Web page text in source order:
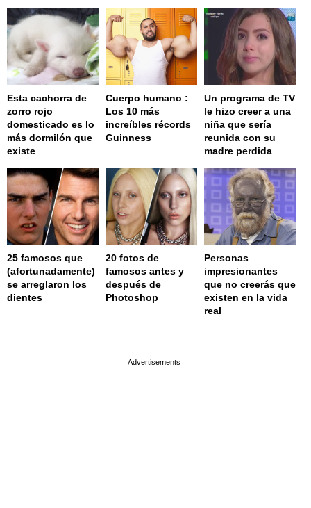
Esta cachorra de
zorro rojo
domesticado es lo
más dormilón que
existe
Cuerpo humano :
Los 10 más
increíbles récords
Guinness
Un programa de TV
le hizo creer a una
niña que sería
reunida con su
madre perdida
25 famosos que
(afortunadamente)
se arreglaron los
dientes
20 fotos de
famosos antes y
después de
Photoshop
Personas
impresionantes
que no creerás que
existen en la vida
real